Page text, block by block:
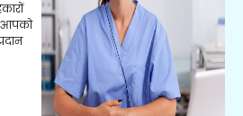
आपको